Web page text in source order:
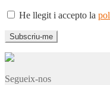
He llegit i accepto la
Segueix-nos